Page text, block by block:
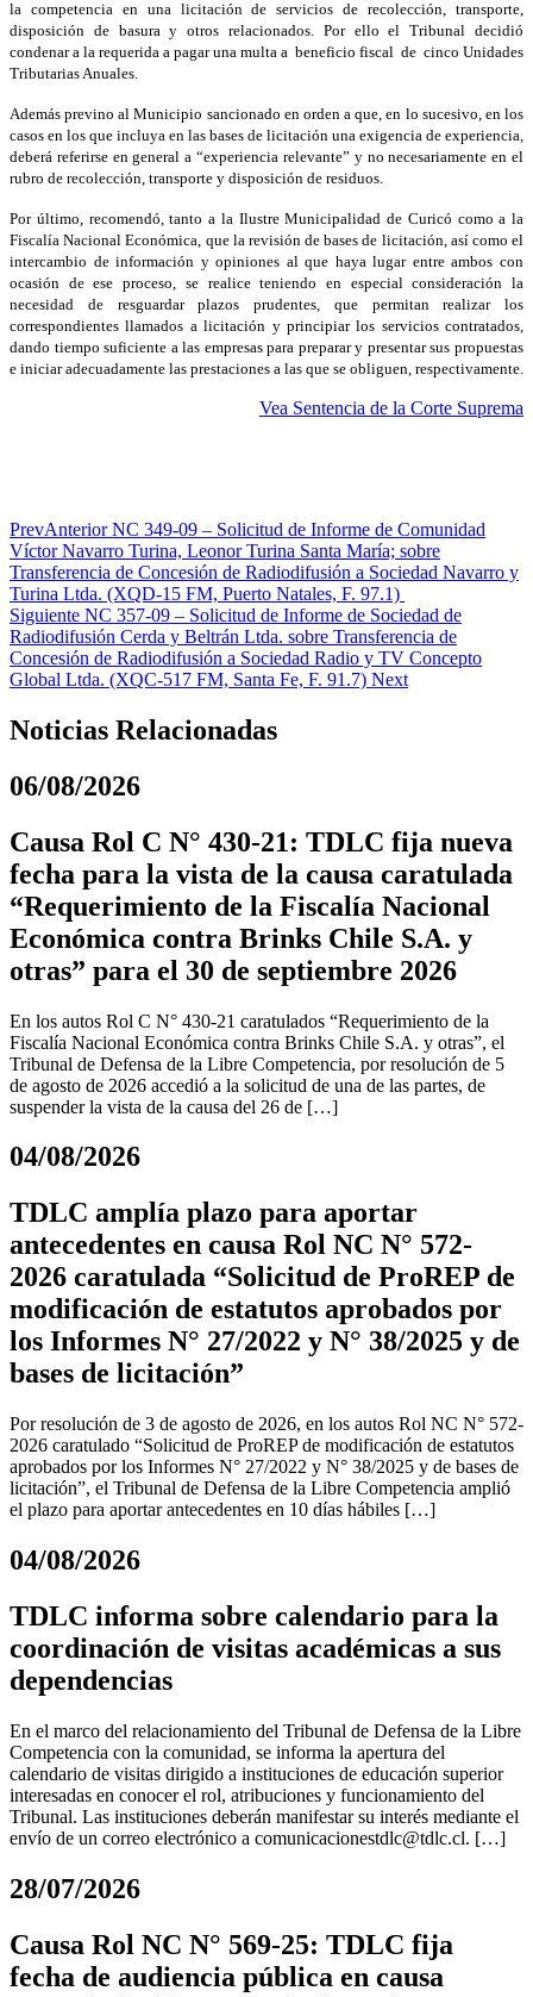
la competencia en una licitación de servicios de recolección, transporte,
disposición de basura y otros relacionados. Por ello el Tribunal decidió
condenar a la requerida a pagar una multa a beneficio fiscal de cinco Unidades
Tributarias Anuales.
Además previno al Municipio sancionado en orden a que, en lo sucesivo, en los
casos en los que incluya en las bases de licitación una exigencia de experiencia,
deberá referirse en general a “experiencia relevante” y no necesariamente en el
rubro de recolección, transporte y disposición de residuos.
Por último, recomendó, tanto a la Ilustre Municipalidad de Curicó como a la
Fiscalía Nacional Económica, que la revisión de bases de licitación, así como el
intercambio de información y opiniones al que haya lugar entre ambos con
ocasión de ese proceso, se realice teniendo en especial consideración la
necesidad de resguardar plazos prudentes, que permitan realizar los
correspondientes llamados a licitación y principiar los servicios contratados,
dando tiempo suficiente a las empresas para preparar y presentar sus propuestas
e iniciar adecuadamente las prestaciones a las que se obliguen, respectivamente.
Vea Sentencia de la Corte Suprema
PrevAnteriorNC 349-09 – Solicitud de Informe de Comunidad
Víctor Navarro Turina, Leonor Turina Santa María; sobre
Transferencia de Concesión de Radiodifusión a Sociedad Navarro y
Turina Ltda. (XQD-15 FM, Puerto Natales, F. 97.1)
Siguiente NC 357-09 – Solicitud de Informe de Sociedad de
Radiodifusión Cerda y Beltrán Ltda. sobre Transferencia de
Concesión de Radiodifusión a Sociedad Radio y TV Concepto
Global Ltda. (XQC-517 FM, Santa Fe, F. 91.7) Next
Noticias Relacionadas
06/08/2026
Causa Rol C N° 430-21: TDLC fija nueva
fecha para la vista de la causa caratulada
“Requerimiento de la Fiscalía Nacional
Económica contra Brinks Chile S.A. y
otras” para el 30 de septiembre 2026
En los autos Rol C N° 430-21 caratulados “Requerimiento de la
Fiscalía Nacional Económica contra Brinks Chile S.A. y otras”, el
Tribunal de Defensa de la Libre Competencia, por resolución de 5
de agosto de 2026 accedió a la solicitud de una de las partes, de
suspender la vista de la causa del 26 de […]
04/08/2026
TDLC amplía plazo para aportar
antecedentes en causa Rol NC N° 572-
2026 caratulada “Solicitud de ProREP de
modificación de estatutos aprobados por
los Informes N° 27/2022 y N° 38/2025 y de
bases de licitación”
Por resolución de 3 de agosto de 2026, en los autos Rol NC N° 572-
2026 caratulado “Solicitud de ProREP de modificación de estatutos
aprobados por los Informes N° 27/2022 y N° 38/2025 y de bases de
licitación”, el Tribunal de Defensa de la Libre Competencia amplió
el plazo para aportar antecedentes en 10 días hábiles […]
04/08/2026
TDLC informa sobre calendario para la
coordinación de visitas académicas a sus
dependencias
En el marco del relacionamiento del Tribunal de Defensa de la Libre
Competencia con la comunidad, se informa la apertura del
calendario de visitas dirigido a instituciones de educación superior
interesadas en conocer el rol, atribuciones y funcionamiento del
Tribunal. Las instituciones deberán manifestar su interés mediante el
envío de un correo electrónico a comunicacionestdlc@tdlc.cl. […]
28/07/2026
Causa Rol NC N° 569-25: TDLC fija
fecha de audiencia pública en causa